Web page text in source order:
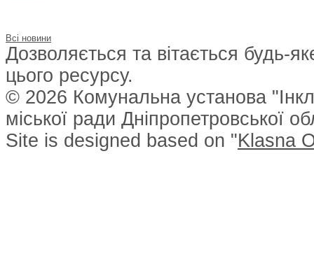
Всі новини
Дозволяється та вітається будь-
цього ресурсу.
© 2026 Комунальна установа
міської ради Дніпропетровської
Site is designed based on "Klasna